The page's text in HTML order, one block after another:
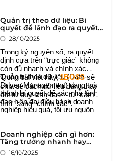
trường quốc tế.
Quản trị theo dữ liệu: Bí
quyết để lãnh đạo ra quyết
định thông minh hơn
28/10/2025
Trong kỷ nguyên số, ra quyết
định dựa trên “trực giác” không
còn đủ nhanh và chính xác.
Quản trị theo dữ liệu (Data-
Driven Management) đang trở
thành bí quyết để các nhà lãnh
đạo hiện đại điều hành doanh
nghiệp hiệu quả, tối ưu nguồn
Trong bài viết này,1BOSSsẽ
chia sẻ cách dữ liệu đang thay
đổi tư duy lãnh đạo – từ “cảm
tính” sang “chính xác”.
Doanh nghiệp cần gì hơn:
Tăng trưởng nhanh hay
tăng trưởng bền vững?
16/10/2025